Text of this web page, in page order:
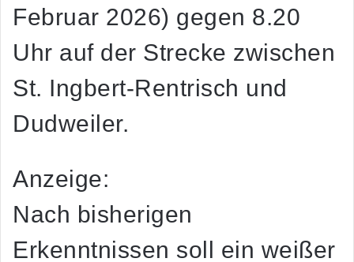
Februar 2026) gegen 8.20
Uhr auf der Strecke zwischen
St. Ingbert-Rentrisch und
Dudweiler.
Anzeige:
Nach bisherigen
Erkenntnissen soll ein weißer